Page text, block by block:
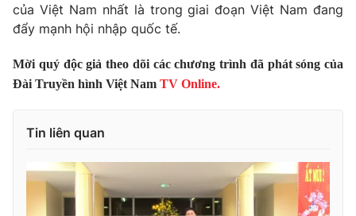
Phim VTV
Hậu trường
Nhân vật
Giải sao mai
Giải trí
Điện ảnh
Âm nhạc
Đời sống
Làm đẹp
Chất lượng cuộc sống
Học trực tuyến
Công nghệ
Hitech Công nghệ tương lai
Giao lưu trực tuyến
của Việt Nam nhất là trong giai đoạn Việt Nam đang
đẩy mạnh hội nhập quốc tế.
Mời quý độc giả theo dõi các chương trình đã phát sóng của
Đài Truyền hình Việt Nam TV Online.
Tin liên quan